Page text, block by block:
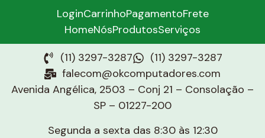
LoginCarrinhoPagamentoFrete
HomeNósProdutosServiços
(11) 3297-3287
(11) 3297-3287
falecom@okcomputadores.com
Avenida Angélica, 2503 – Conj 21 – Consolação –
SP – 01227-200
Segunda a sexta das 8:30 às 12:30